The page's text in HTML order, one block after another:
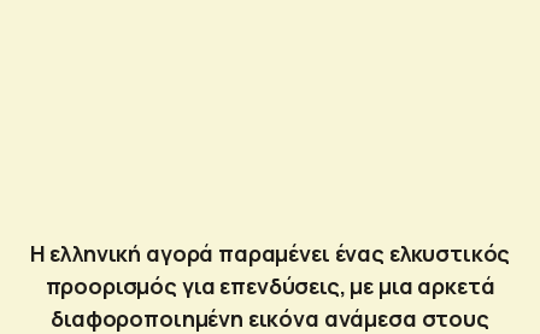
H ελληνική αγορά παραμένει ένας ελκυστικός
προορισμός για επενδύσεις, με μια αρκετά
διαφοροποιημένη εικόνα ανάμεσα στους